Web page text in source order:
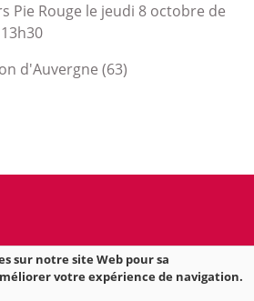
Pie Rouge le jeudi 8 octobre de
d'Auvergne (63)
sur notre site Web pour sa
votre expérience de navigation.